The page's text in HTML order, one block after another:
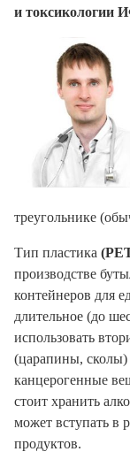
и токсикологии
треугольнике
Тип пластика
производстве
контейнеров для
длительное (до
использовать
(царапины,
канцерогенные
стоит хранить
может вступать в
продуктов.